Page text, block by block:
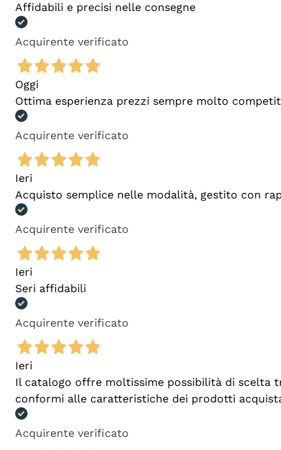
Affidabili e precisi nelle consegne
Acquirente verificato
Oggi
Ottima esperienza prezzi sempre molto
Acquirente verificato
Ieri
Acquisto semplice nelle modalità, gestito con
Acquirente verificato
Ieri
Seri affidabili
Acquirente verificato
Ieri
Il catalogo offre moltissime possibilità di scelta
conformi alle caratteristiche dei prodotti
Acquirente verificato